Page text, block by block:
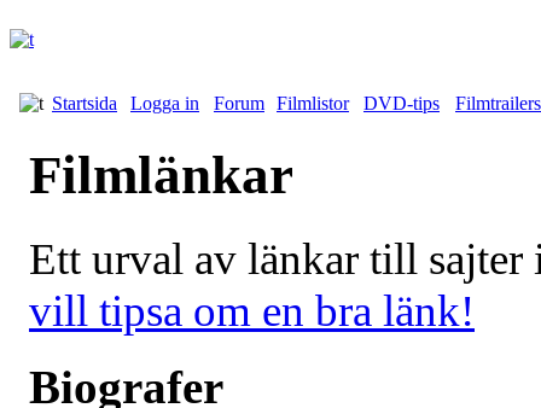
Startsida Logga in Forum Filmlistor DVD-tips Filmtrailers
Filmlänkar
Ett urval av länkar till
vill tipsa om en bra länk!
Biografer